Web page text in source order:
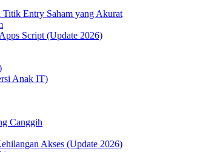
Titik Entry Saham yang Akurat
Script (Update 2026)
Anak IT)
Canggih
Akses (Update 2026)